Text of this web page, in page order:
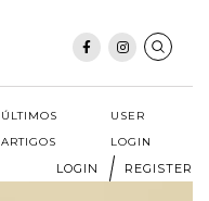
ÚLTIMOS
ARTIGOS
USER
LOGIN
LOGIN REGISTER